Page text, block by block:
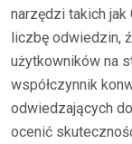
narzędzi takich
liczbę odwiedzin,
użytkowników na
współczynnik
odwiedzających
ocenić